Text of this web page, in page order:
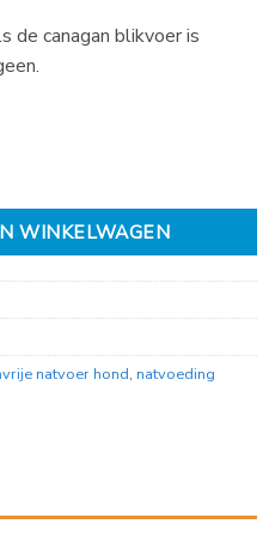
de canagan blikvoer is
blik 400gr aantal
WINKELWAGEN
natvoer hond, natvoeding